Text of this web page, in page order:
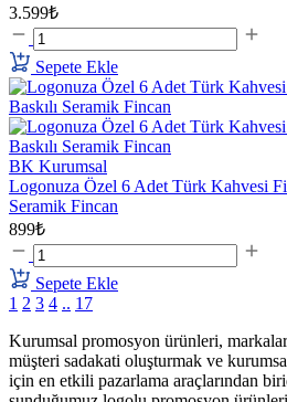
3.599₺
Sepete Ekle
BK Kurumsal
Logonuza Özel 6 Adet Türk Kahvesi
Seramik Fincan
899₺
Sepete Ekle
1 2 3 4 .. 17
Kurumsal promosyon ürünleri,
müşteri sadakati oluşturmak ve
için en etkili pazarlama araçlarından